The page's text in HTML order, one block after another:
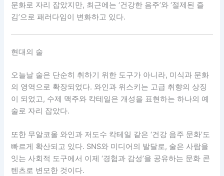
문화로 자리 잡았지만, 최근에는 ‘건강한 음주’와 ‘절제된 즐
김’으로 패러다임이 변화하고 있다.
현대의 술
오늘날 술은 단순히 취하기 위한 도구가 아니라, 미식과 문화
의 영역으로 확장되었다. 와인과 위스키는 고급 취향의 상징
이 되었고, 수제 맥주와 칵테일은 개성을 표현하는 하나의 예
술로 자리 잡았다.
또한 무알코올 와인과 저도수 칵테일 같은 ‘건강 음주 문화’도
빠르게 확산되고 있다. SNS와 미디어의 발달로, 술은 사람을
잇는 사회적 도구에서 이제 ‘경험과 감성’을 공유하는 문화 콘
텐츠로 변모한 것이다.